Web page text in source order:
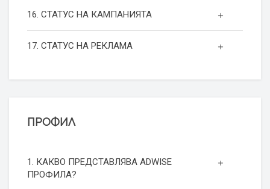
16. СТАТУС НА КАМПАНИЯТА
17. СТАТУС НА РЕКЛАМА
ПРОФИЛ
1. КАКВО ПРЕДСТАВЛЯВА ADWISE
ПРОФИЛА?